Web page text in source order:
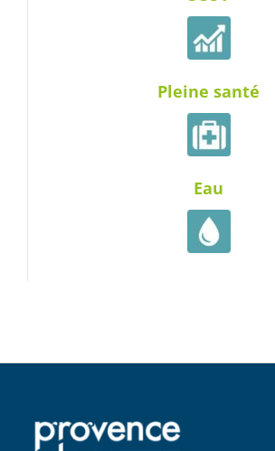
Pleine santé
Eau